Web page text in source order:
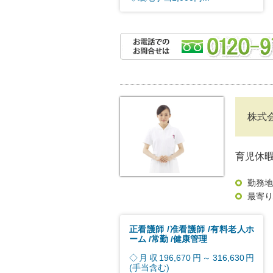
株式
育児休
勤務地
最寄
正看護師 准看護師 有料老人ホ
ーム 常勤 健康管理
◇月収196,670円～316,630円
(手当含む)